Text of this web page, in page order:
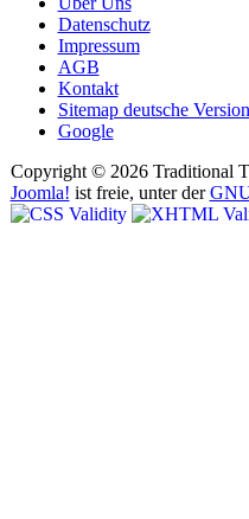
Datenschutz
Impressum
AGB
Kontakt
Sitemap deutsche Version
Google
Copyright © 2026 Traditional
Joomla! ist freie, unter der